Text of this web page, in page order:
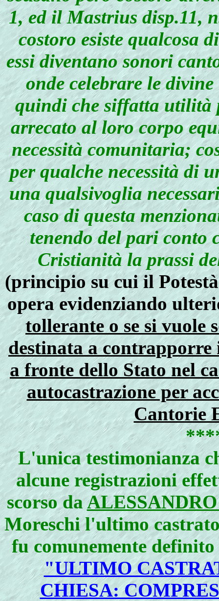
1,ed ilMastrius disp.11,
costoro esiste qualcosa
essi diventano sonori
onde celebrare le
quindi che siffatta utilità
arrecato al loro corpo
necessità comunitaria;
per qualche necessità di
una qualsivoglia
caso di questa
tenendo del pari conto
Cristianità la prassi
(principio su cui il
opera evidenziando
tollerante o se si vuole
destinata a
a fronte dello Stato nel
autocastrazione per
Cantorie
L'unica testimonianza
alcune registrazioni
scorso da
Moreschi l'ultimo
fu comunemente
"ULTIMO
CHIESA: